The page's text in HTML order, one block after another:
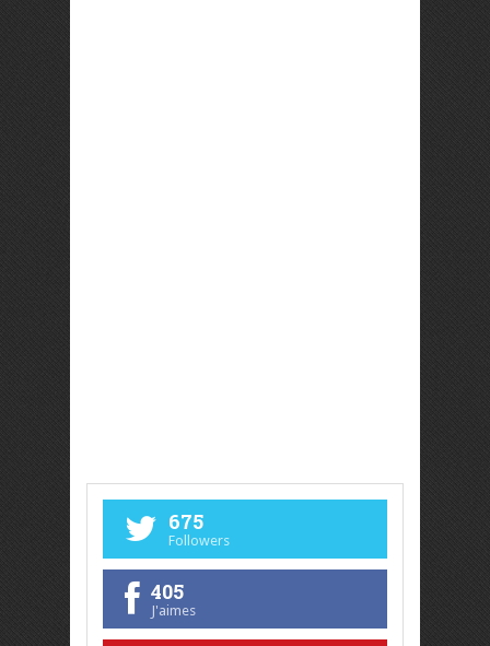
675
Followers
405
J'aimes